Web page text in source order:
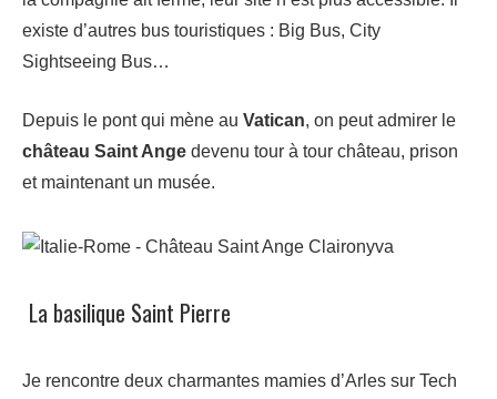
existe d’autres bus touristiques : Big Bus, City
Sightseeing Bus…
Depuis le pont qui mène au Vatican, on peut admirer le
château Saint Ange devenu tour à tour château, prison
et maintenant un musée.
La basilique Saint Pierre
Je rencontre deux charmantes mamies d’Arles sur Tech